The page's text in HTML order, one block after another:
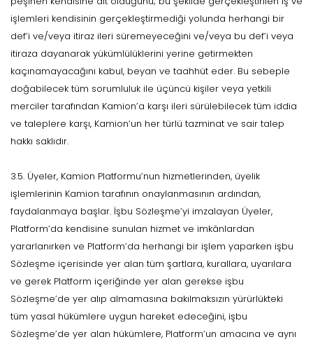
işlemleri kendisinin gerçekleştirmediği yolunda herhangi bir
def’i ve/veya itiraz ileri süremeyeceğini ve/veya bu def’i veya
itiraza dayanarak yükümlülüklerini yerine getirmekten
kaçınamayacağını kabul, beyan ve taahhüt eder. Bu sebeple
doğabilecek tüm sorumluluk ile üçüncü kişiler veya yetkili
merciler tarafından Kamion’a karşı ileri sürülebilecek tüm iddia
ve taleplere karşı, Kamion’un her türlü tazminat ve sair talep
hakkı saklıdır.
3.5. Üyeler, Kamion Platformu’nun hizmetlerinden, üyelik
işlemlerinin Kamion tarafının onaylanmasının ardından,
faydalanmaya başlar. İşbu Sözleşme’yi imzalayan Üyeler,
Platform’da kendisine sunulan hizmet ve imkânlardan
yararlanırken ve Platform’da herhangi bir işlem yaparken işbu
Sözleşme içerisinde yer alan tüm şartlara, kurallara, uyarılara
ve gerek Platform içeriğinde yer alan gerekse işbu
Sözleşme’de yer alıp almamasına bakılmaksızın yürürlükteki
tüm yasal hükümlere uygun hareket edeceğini, işbu
Sözleşme’de yer alan hükümlere, Platform’un amacına ve aynı